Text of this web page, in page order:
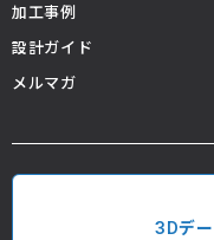
加工事例
設計ガイド
メルマガ
3Dデ